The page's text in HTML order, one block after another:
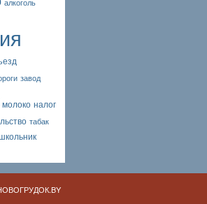
алкоголь
завод
молоко налог
табак